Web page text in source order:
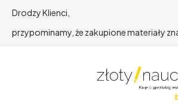
Drodzy Klienci,
przypominamy, że zakupione materiały